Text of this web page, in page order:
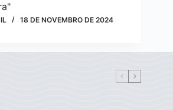
18 DE NOVEMBRO DE 2024